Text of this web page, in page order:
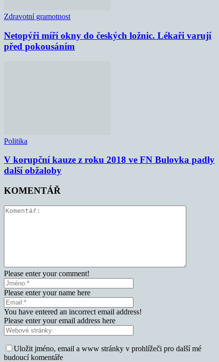
Zdravotní gramotnost
Netopýři míří okny do českých ložnic. Lékaři varují
před pokousáním
Politika
V korupční kauze z roku 2018 ve FN Bulovka padly
další obžaloby
KOMENTÁŘ
Please enter your comment!
Please enter your name here
You have entered an incorrect email address!
Please enter your email address here
Uložit jméno, email a www stránky v prohlížeči pro další mé
budoucí komentáře